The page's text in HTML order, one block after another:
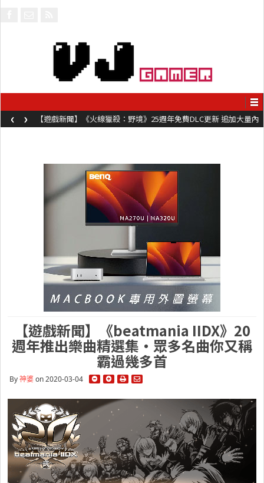
【遊戲新聞】《火線獵殺：野境》25週年免費DLC更新 追加大量內
容同時系舊作限時超平價折扣
‹ ›
【遊戲新聞】《beatmania IIDX》20
週年推出樂曲精選集・眾多名曲你又稱
霸過幾多首
By神婆on 2020-03-04